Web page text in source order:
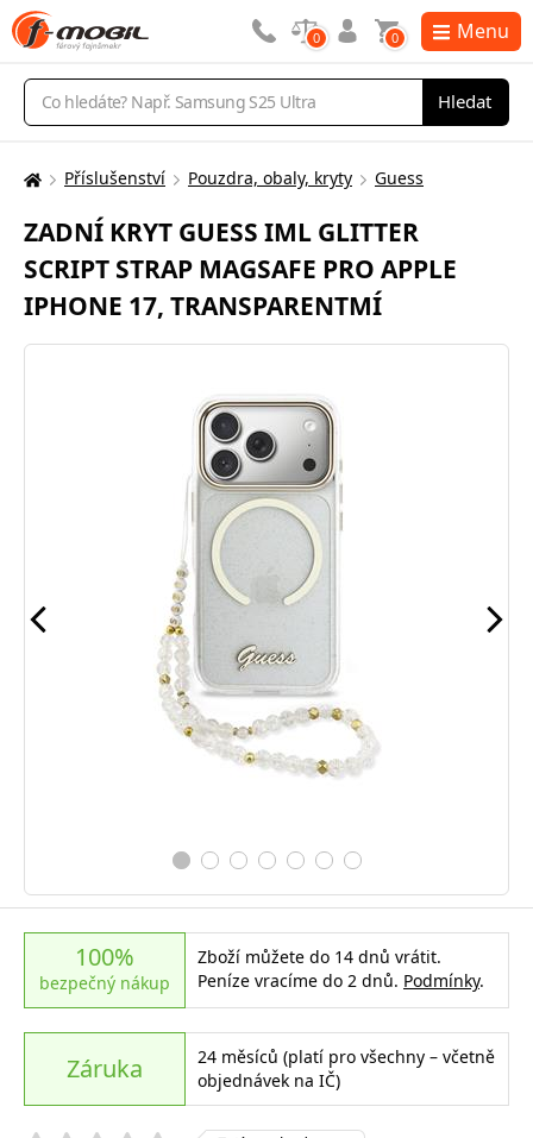
Vyhledávání
Hledat
0 0 Menu
Zde
nacházíte:
Příslušenství Pouzdra, obaly, kryty Guess
ZADNÍ KRYT GUESS IML GLITTER
SCRIPT STRAP MAGSAFE PRO APPLE
IPHONE 17, TRANSPARENTMÍ
100%
bezpečný nákup
Zboží můžete do 14 dnů vrátit.
Peníze vracíme do 2 dnů. Podmínky.
Záruka
24 měsíců (platí pro všechny – včetně
objednávek na IČ)